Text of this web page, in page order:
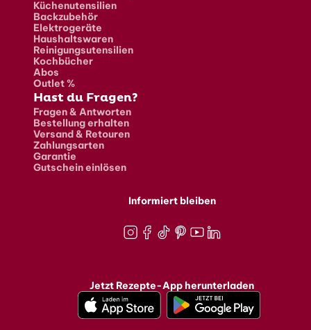
Küchenutensilien
Backzubehör
Elektrogeräte
Haushaltswaren
Reinigungsutensilien
Kochbücher
Abos
Outlet %
Hast du Fragen?
Fragen & Antworten
Bestellung erhalten
Versand & Retouren
Zahlungsarten
Garantie
Gutschein einlösen
Informiert bleiben
Jetzt Rezepte-App herunterladen